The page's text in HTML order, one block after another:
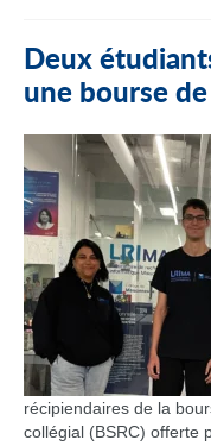
Deux
une bourse
récipiendaires de la
collégial (BSRC) offerte